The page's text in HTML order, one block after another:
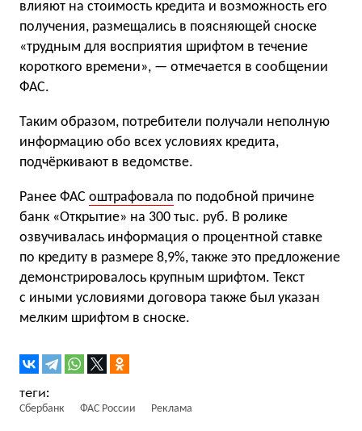
влияют на стоимость кредита и возможность его
получения, размещались в поясняющей сноске
«трудным для восприятия шрифтом в течение
короткого времени», — отмечается в сообщении
ФАС.
Таким образом, потребители получали неполную
информацию обо всех условиях кредита,
подчёркивают в ведомстве.
Ранее ФАС оштрафовала по подобной причине
банк «Открытие» на 300 тыс. руб. В ролике
озвучивалась информация о процентной ставке
по кредиту в размере 8,9%, также это предложение
демонстрировалось крупным шрифтом. Текст
с иными условиями договора также был указан
мелким шрифтом в сноске.
Сбербанк ФАС России Реклама